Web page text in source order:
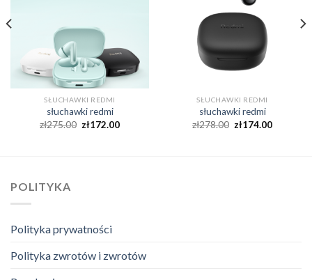
SŁUCHAWKI REDMI
słuchawki redmi
zł275.00 zł172.00
SŁUCHAWKI REDMI
słuchawki redmi
zł278.00 zł174.00
POLITYKA
Polityka prywatności
Polityka zwrotów i zwrotów